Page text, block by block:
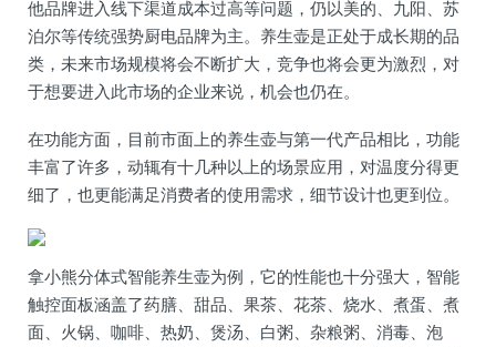
他品牌进入线下渠道成本过高等问题，仍以美的、九阳、苏
泊尔等传统强势厨电品牌为主。养生壶是正处于成长期的品
类，未来市场规模将会不断扩大，竞争也将会更为激烈，对
于想要进入此市场的企业来说，机会也仍在。
在功能方面，目前市面上的养生壶与第一代产品相比，功能
丰富了许多，动辄有十几种以上的场景应用，对温度分得更
细了，也更能满足消费者的使用需求，细节设计也更到位。
拿小熊分体式智能养生壶为例，它的性能也十分强大，智能
触控面板涵盖了药膳、甜品、果茶、花茶、烧水、煮蛋、煮
面、火锅、咖啡、热奶、煲汤、白粥、杂粮粥、消毒、泡